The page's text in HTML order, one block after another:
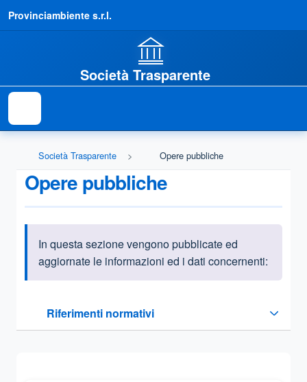
Provinciambiente s.r.l.
Società Trasparente
Società Trasparente Opere pubbliche
Opere pubbliche
Informazioni introduttive
In questa sezione vengono pubblicate ed
aggiornate le informazioni ed i dati concernenti:
Riferimenti normativi
Sezione compressa